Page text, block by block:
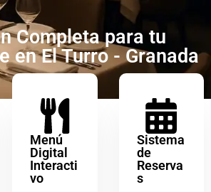
Completa para tu
en El Turro - Granada
Menú
Digital
Interacti
vo
Sistema
de
Reserva
s